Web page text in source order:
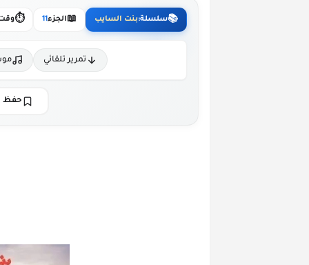
📚سلسلة:بنت السايب 📖الجزء11
⏱️وقت
تمرير تلقائي
حفظ